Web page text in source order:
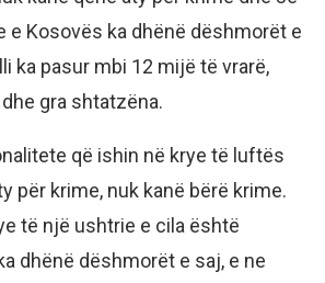
e Kosovës ka dhënë dëshmorët e
ka pasur mbi 12 mijë të vrarë,
gra shtatzëna.
që ishin në krye të luftës
për krime, nuk kanë bërë krime.
të një ushtrie e cila është
dhënë dëshmorët e saj, e ne